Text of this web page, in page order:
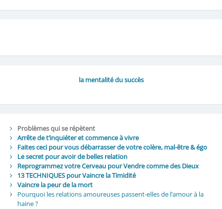
la mentalité du succès
Problèmes qui se répètent
Arrête de t’inquiéter et commence à vivre
Faites ceci pour vous débarrasser de votre colère, mal-être & égo
Le secret pour avoir de belles relation
Reprogrammez votre Cerveau pour Vendre comme des Dieux
13 TECHNIQUES pour Vaincre la Timidité
Vaincre la peur de la mort
Pourquoi les relations amoureuses passent-elles de l’amour à la
haine ?